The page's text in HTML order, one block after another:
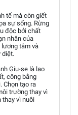
tế mà còn giết
sự sống. Rừng
độc bởi chất
nhân của
tâm và
diệt.
Giu-se là lao
công bằng
Chọn tạo ra
trường thay vì
thay vì nuôi